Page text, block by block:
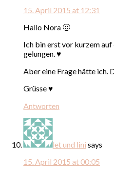
15. April 2015 at 12:31
Hallo Nora 🙂
Ich bin erst vor kurzem
gelungen. ♥
Aber eine Frage hätte ich.
Grüsse ♥
Antworten
let und lini says
15. April 2015 at 00:05